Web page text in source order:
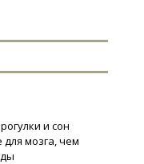
и сон
для мозга, чем